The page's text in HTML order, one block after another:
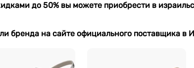
до 50% вы можете приобрести в
бренда на сайте официального поставщика в